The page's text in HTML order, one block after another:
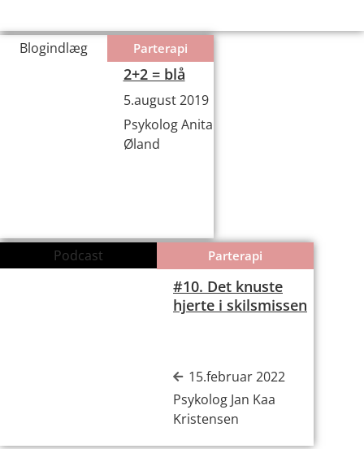
Blogindlæg Parterapi
2+2 = blå
5.august 2019
Psykolog Anita
Øland
Podcast Parterapi
#10. Det knuste
hjerte i skilsmissen
15.februar 2022
Psykolog Jan Kaa
Kristensen